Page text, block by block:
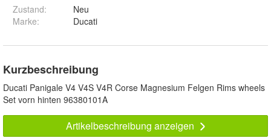
Zustand:
Neu
Marke:
Ducati
Kurzbeschreibung
Ducati Panigale V4 V4S V4R Corse Magnesium Felgen Rims wheels
Set vorn hinten 96380101A
Artikelbeschreibung anzeigen